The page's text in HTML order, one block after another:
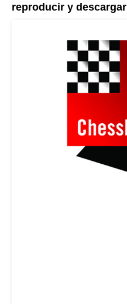
reproducir y descargar